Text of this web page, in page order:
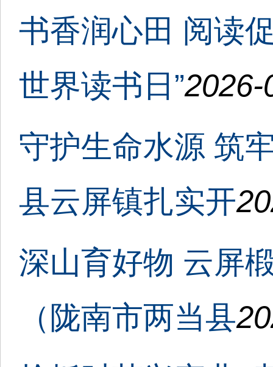
书香润心田 阅读
世界读书日”2026-
守护生命水源 筑
县云屏镇扎实开
深山育好物 云屏
（陇南市两当县